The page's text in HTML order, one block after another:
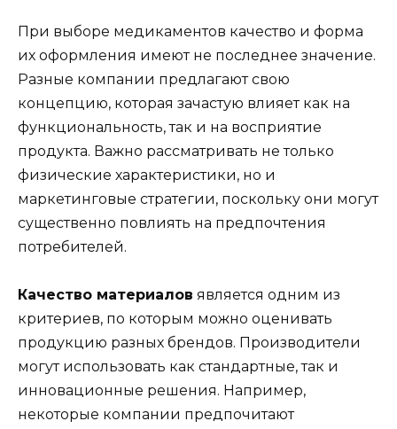
При выборе медикаментов качество и форма
их оформления имеют не последнее значение.
Разные компании предлагают свою
концепцию, которая зачастую влияет как на
функциональность, так и на восприятие
продукта. Важно рассматривать не только
физические характеристики, но и
маркетинговые стратегии, поскольку они могут
существенно повлиять на предпочтения
потребителей.
Качество материалов является одним из
критериев, по которым можно оценивать
продукцию разных брендов. Производители
могут использовать как стандартные, так и
инновационные решения. Например,
некоторые компании предпочитают